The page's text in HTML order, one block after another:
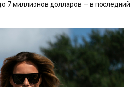
7 миллионов долларов — в последний